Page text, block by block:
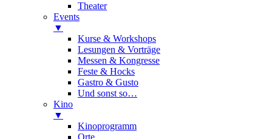
Theater
Events
▼
Kurse & Workshops
Lesungen & Vorträge
Messen & Kongresse
Feste & Hocks
Gastro & Gusto
Und sonst so…
Kino
▼
Kinoprogramm
Orte